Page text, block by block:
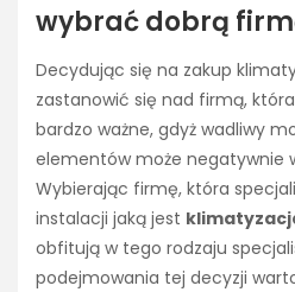
wybrać dobrą
Decydując się na zakup
zastanowić się nad firmą,
bardzo ważne, gdyż wadliwy
elementów może negatywnie
Wybierając firmę, która
instalacji jaką jest
obfitują w tego rodzaju
podejmowania tej decyzji